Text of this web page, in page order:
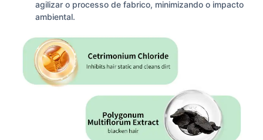
agilizar o processo de fabrico, minimizando o impacto
ambiental.